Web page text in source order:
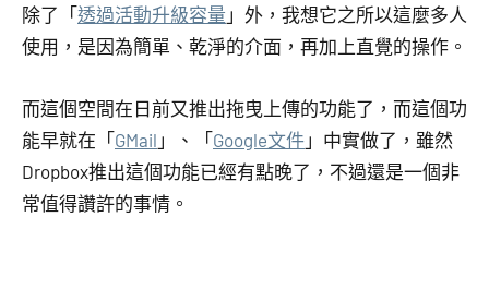
除了「透過活動升級容量 」外，我想它之所以這麼多人
使用，是因為簡單、乾淨的介面，再加上直覺的操作。
而這個空間在日前又推出拖曳上傳的功能了，而這個功
能早就在「GMail 」、「Google文件 」中實做了，雖然
Dropbox推出這個功能已經有點晚了，不過還是一個非
常值得讚許的事情。